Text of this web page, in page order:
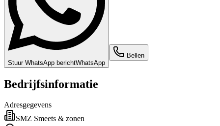
Stuur WhatsApp berichtWhatsApp
Bellen
Bedrijfsinformatie
Adresgegevens
SMZ Smeets & zonen